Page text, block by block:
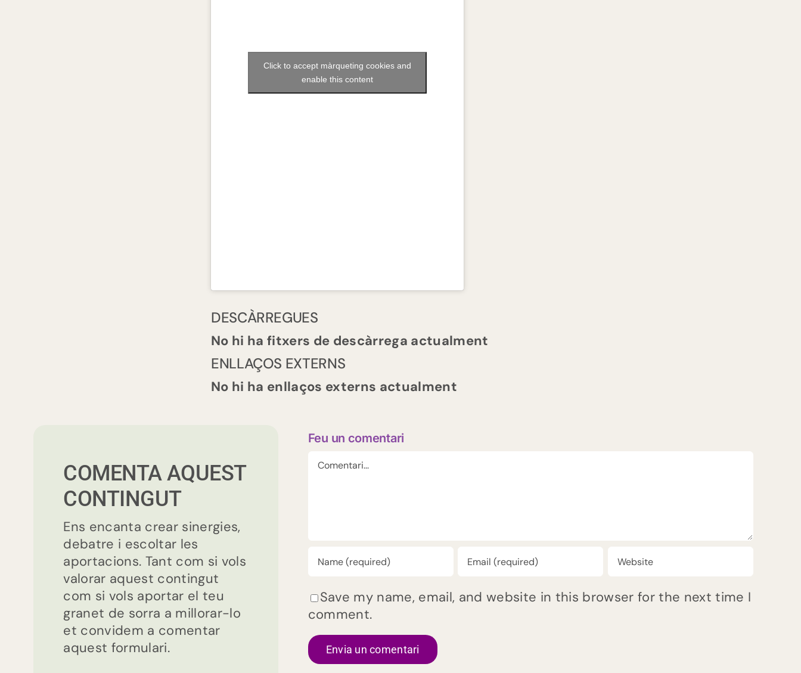
Click to accept màrqueting cookies and
enable this content
DESCÀRREGUES
No hi ha fitxers de descàrrega actualment
ENLLAÇOS EXTERNS
No hi ha enllaços externs actualment
COMENTA AQUEST
CONTINGUT
Ens encanta crear sinergies,
debatre i escoltar les
aportacions. Tant com si vols
valorar aquest contingut
com si vols aportar el teu
granet de sorra a millorar-lo
et convidem a comentar
aquest formulari.
Feu un comentari
Comment
Save my name, email, and website in this browser for the next time I
comment.